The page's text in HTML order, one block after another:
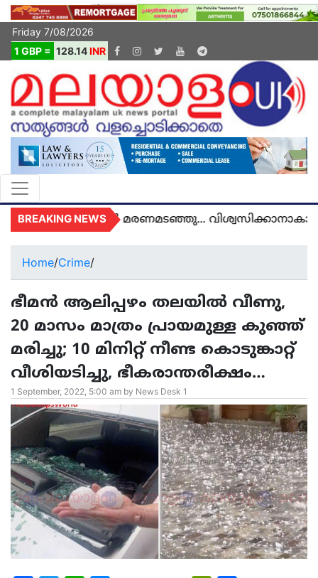
Friday 7/08/2026
1 GBP = 128.14INR
BREAKING NEWS
യുകെയിൽ മരണമടഞ്ഞു... വിശ്വസിക്കാനാകാതെ
Home/Crime/
ഭീമൻ ആലിപ്പഴം തലയിൽ വീണു,
20 മാസം മാത്രം പ്രായമുള്ള കുഞ്ഞ്
മരിച്ചു; 10 മിനിറ്റ് നീണ്ട കൊടുങ്കാറ്റ്
വീശിയടിച്ചു, ഭീകരാന്തരീക്ഷം…
1 September, 2022, 5:00 am by News Desk 1